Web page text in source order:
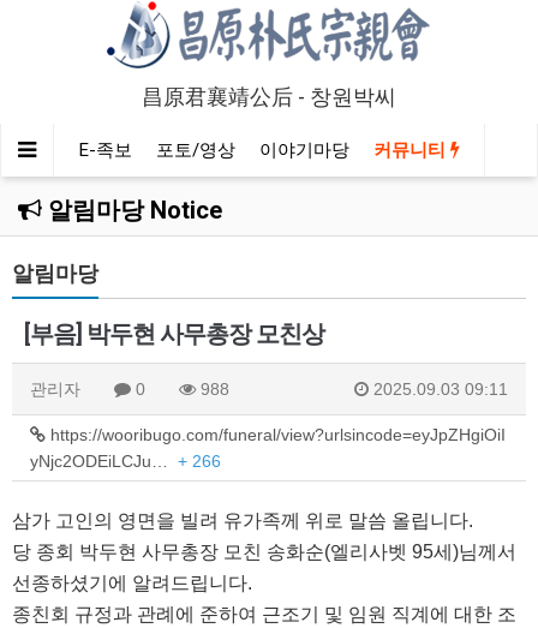
昌原君襄靖公后 - 창원박씨
정보 E-족보 포토/영상 이야기마당 커뮤니티
알림마당 Notice
알림마당
[부음] 박두현 사무총장 모친상
관리자 0 988 2025.09.03 09:11
https://wooribugo.com/funeral/view?urlsincode=eyJpZHgiOiI
yNjc2ODEiLCJu… + 266
삼가 고인의 영면을 빌려 유가족께 위로 말씀 올립니다.
당 종회 박두현 사무총장 모친 송화순(엘리사벳 95세)님께서
선종하셨기에 알려드립니다.
종친회 규정과 관례에 준하여 근조기 및 임원 직계에 대한 조